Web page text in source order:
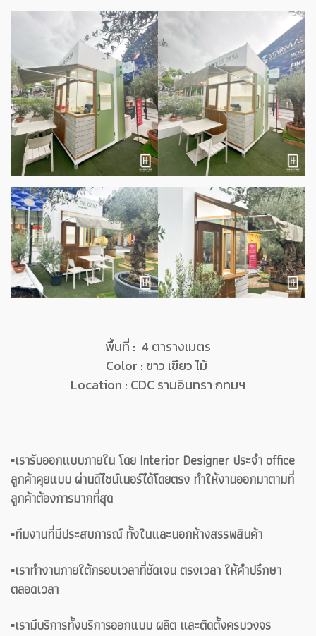
พื้นที่ : 4 ตารางเมตร
Color : ขาว เขียว ไม้
Location : CDC รามอินทรา กทมฯ
▪️เรารับออกแบบภายใน โดย Interior Designer ประจำ office
ลูกค้าคุยแบบ ผ่านดีไซน์เนอร์ได้โดยตรง ทำให้งานออกมาตามที่
ลูกค้าต้องการมากที่สุด
▪️ทีมงานที่มีประสบการณ์ ทั้งในและนอกห้างสรรพสินค้า
▪️เราทำงานภายใต้กรอบเวลาที่ชัดเจน ตรงเวลา ให้คำปรึกษา
ตลอดเวลา
▪️เรามีบริการทั้งบริการออกแบบ ผลิต และติดตั้งครบวงจร